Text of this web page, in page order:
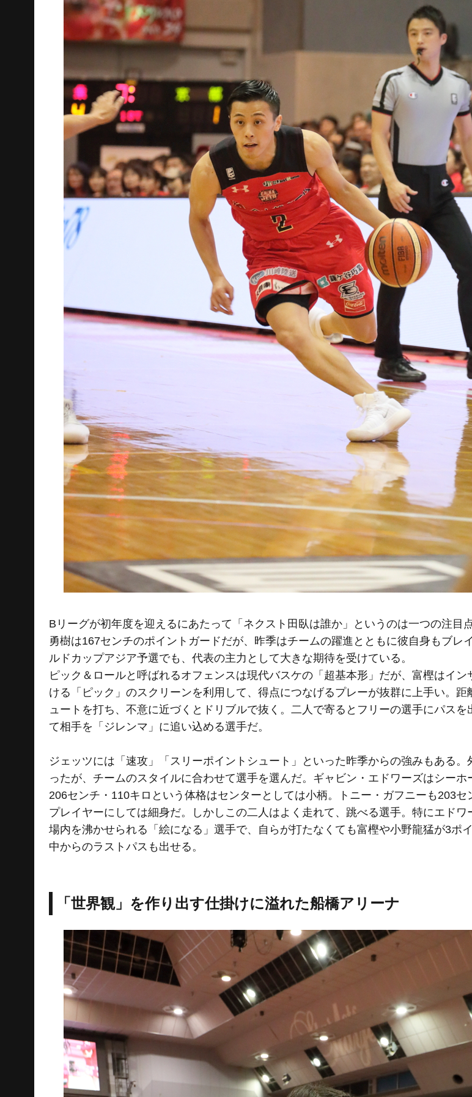
Bリーグが初年度を迎えるにあたって「ネクスト田臥は誰か」というのは一つの注目
勇樹は167センチのポイントガードだが、昨季はチームの躍進とともに彼自身もブレ
ルドカップアジア予選でも、代表の主力として大きな期待を受けている。
ピック＆ロールと呼ばれるオフェンスは現代バスケの「超基本形」だが、富樫はイ
ける「ピック」のスクリーンを利用して、得点につなげるプレーが抜群に上手い。距
ュートを打ち、不意に近づくとドリブルで抜く。二人で寄るとフリーの選手にパスを
て相手を「ジレンマ」に追い込める選手だ。
ジェッツには「速攻」「スリーポイントシュート」といった昨季からの強みもある。
ったが、チームのスタイルに合わせて選手を選んだ。ギャビン・エドワーズはシーホ
206センチ・110キロという体格はセンターとしては小柄。トニー・ガフニーも203セ
プレイヤーにしては細身だ。しかしこの二人はよく走れて、跳べる選手。特にエド
場内を沸かせられる「絵になる」選手で、自らが打たなくても富樫や小野龍猛が3ポ
中からのラストパスも出せる。
「世界観」を作り出す仕掛けに溢れた船橋アリーナ